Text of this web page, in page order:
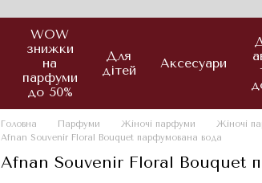
WOW
знижки
на
парфуми
до 50%
Для
дітей
Аксесуари
Головна Парфуми Жіночі парфуми
Жіночі
Afnan Souvenir Floral Bouquet парфумована вода
Afnan Souvenir Floral Bouquet